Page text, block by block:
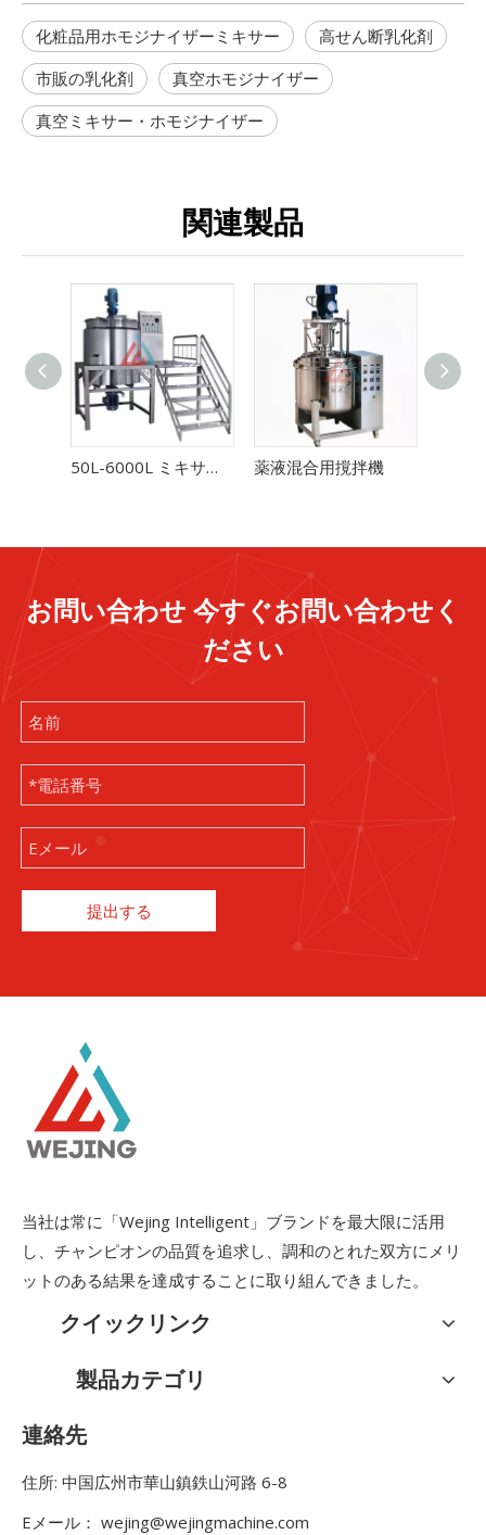
化粧品用ホモジナイザーミキサー
高せん断乳化剤
市販の乳化剤
真空ホモジナイザー
真空ミキサー・ホモジナイザー
関連製品
50L-6000L ミキサー均質化タンクオプションの加熱 薬液混合用撹拌機
お問い合わせ 今すぐお問い合わせく
ださい
提出する
当社は常に「Wejing Intelligent」ブランドを最大限に活用
し、チャンピオンの品質を追求し、調和のとれた双方にメリ
ットのある結果を達成することに取り組んできました。
クイックリンク
製品カテゴリ
連絡先
住所: 中国広州市華山鎮鉄山河路 6-8
Eメール： wejing@wejingmachine.com